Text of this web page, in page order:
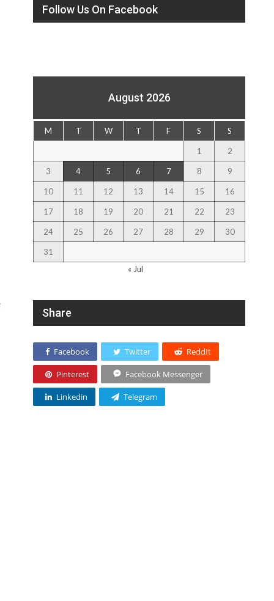
Follow Us On Facebook
August 2026
M T W T F S S
1 2
3 4 5 6 7 8 9
10 11 12 13 14 15 16
17 18 19 20 21 22 23
24 25 26 27 28 29 30
31
« Jul
Share
Facebook Twitter ReddIt
Pinterest Facebook Messenger
Linkedin Telegram